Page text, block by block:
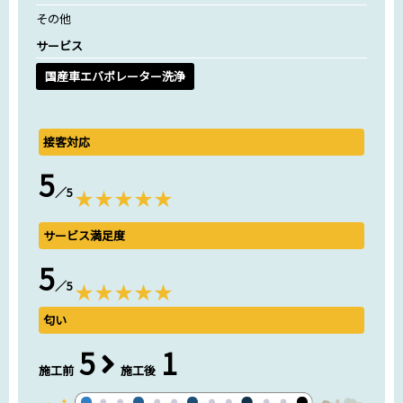
その他
サービス
国産車エバポレーター洗浄
接客対応
5／5
サービス満足度
5／5
匂い
施工前 5 施工後 1